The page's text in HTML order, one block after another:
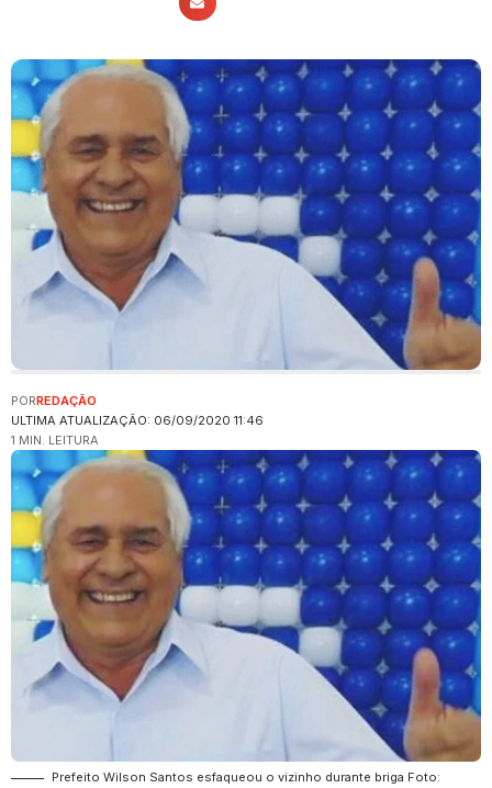
ULTIMA ATUALIZAÇÃO: 06/09/2020 11:46
PORREDAÇÃO
1 MIN. LEITURA
Prefeito Wilson Santos esfaqueou o vizinho durante briga Foto: